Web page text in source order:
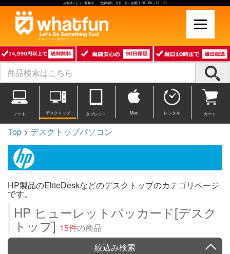
お客様レビュー募集中 営業時間：平日 月～金曜日 10：00～17：30
中古パソコン販売のワットファン
ノート デスクトップ タブレット Mac レンタル カート
Top > デスクトップパソコン
HP製品のEliteDeskなどのデスクトップのカテゴリページ
です。
HP ヒューレットパッカード[デスク
トップ] 15件の商品
絞込み検索